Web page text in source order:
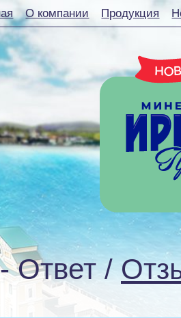
О компании Продукция
Ответ /